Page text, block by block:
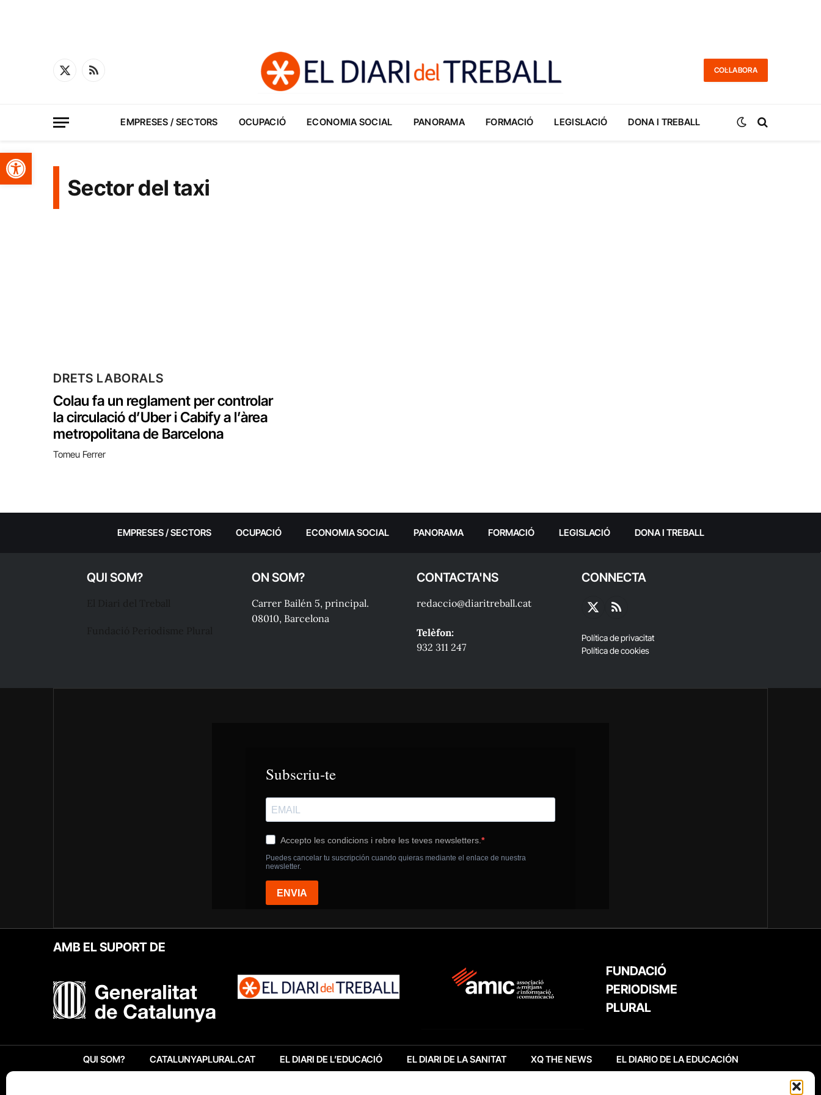
Obre la barra d'eines
X
RSS
COL·LABORA
EMPRESES / SECTORS OCUPACIÓ ECONOMIA SOCIAL PANORAMA FORMACIÓ LEGISLACIÓ DONA I TREBALL
Sector del taxi
DRETS LABORALS
Colau fa un reglament per controlar
la circulació d’Uber i Cabify a l’àrea
metropolitana de Barcelona
Tomeu Ferrer
EMPRESES / SECTORS OCUPACIÓ ECONOMIA SOCIAL PANORAMA FORMACIÓ LEGISLACIÓ DONA I TREBALL
QUI SOM? ON SOM?
Carrer Bailén 5, principal.
08010, Barcelona
CONTACTA'NS
redaccio@diaritreball.cat
Telèfon:
932 311 247
CONNECTA
X
RSS
Política de privacitat
Política de cookies
AMB EL SUPORT DE
FUNDACIÓ
PERIODISME
PLURAL
QUI SOM? CATALUNYAPLURAL.CAT EL DIARI DE L’EDUCACIÓ EL DIARI DE LA SANITAT XQ THE NEWS EL DIARIO DE LA EDUCACIÓN